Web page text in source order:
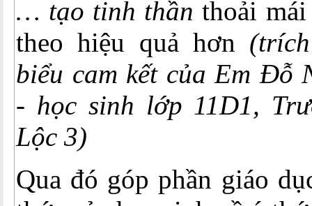
… tạo tinh thầnthoải
theo hiệu quả hơn
biểu cam kết của Em Đỗ
- học sinh lớp 11D1,
Lộc 3)
Qua đó góp phần giáo